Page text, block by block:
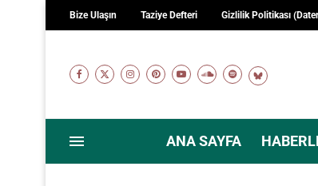
Bize Ulaşın Taziye Defteri Gizlilik Politikası
ANA SAYFA